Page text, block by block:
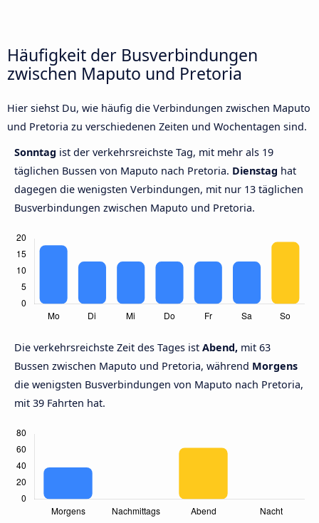
Häufigkeit der Busverbindungen
zwischen Maputo und Pretoria
Hier siehst Du, wie häufig die Verbindungen zwischen Maputo
und Pretoria zu verschiedenen Zeiten und Wochentagen sind.
Sonntag ist der verkehrsreichste Tag, mit mehr als 19
täglichen Bussen von Maputo nach Pretoria. Dienstag hat
dagegen die wenigsten Verbindungen, mit nur 13 täglichen
Busverbindungen zwischen Maputo und Pretoria.
Die verkehrsreichste Zeit des Tages ist Abend, mit 63
Bussen zwischen Maputo und Pretoria, während Morgens
die wenigsten Busverbindungen von Maputo nach Pretoria,
mit 39 Fahrten hat.